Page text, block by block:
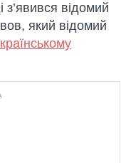
з’явився відомий
який відомий